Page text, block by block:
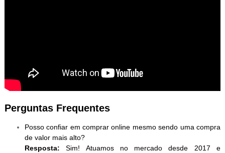
Perguntas Frequentes
Posso confiar em comprar online mesmo sendo uma compra
de valor mais alto?
Resposta: Sim! Atuamos no mercado desde 2017 e